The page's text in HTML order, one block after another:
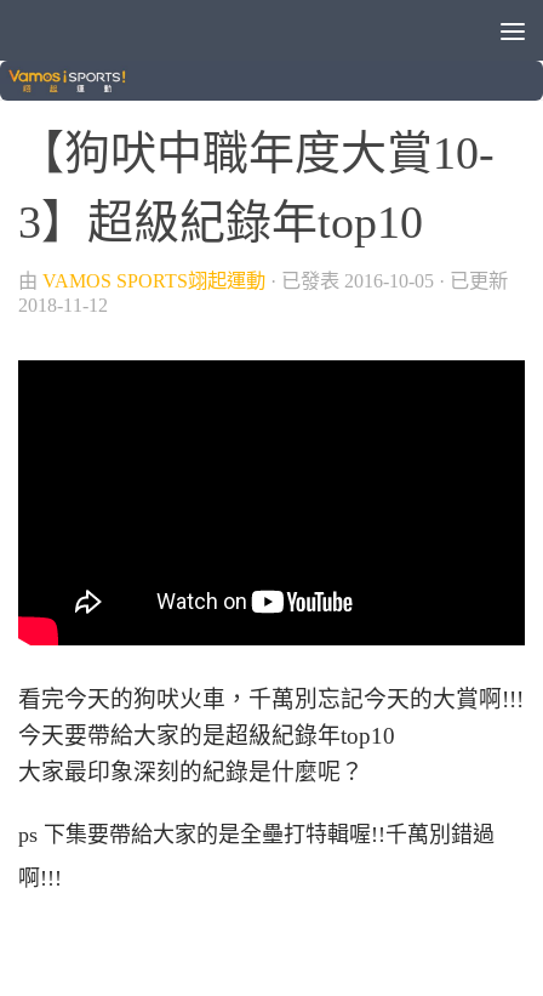
中華職棒 / 棒球
【狗吠中職年度大賞10-
3】超級紀錄年top10
由 VAMOS SPORTS翊起運動 · 已發表 2016-10-05 · 已更新
2018-11-12
看完今天的狗吠火車，千萬別忘記今天的大賞啊!!!
今天要帶給大家的是超級紀錄年top10
大家最印象深刻的紀錄是什麼呢？
ps 下集要帶給大家的是全壘打特輯喔!!千萬別錯過
啊!!!